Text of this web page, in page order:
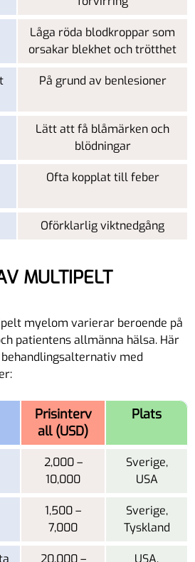
Låga röda blodkroppar som
orsakar blekhet och trötthet
På grund av benlesioner
Lätt att få blåmärken och
blödningar
Ofta kopplat till feber
Oförklarlig viktnedgång
myelom varierar beroende på
patientens allmänna hälsa. Här
med
Prisinterv
all (USD)
Plats
2,000 –
10,000
Sverige,
USA
1,500 –
7,000
Sverige,
Tyskland
20,000 – USA,